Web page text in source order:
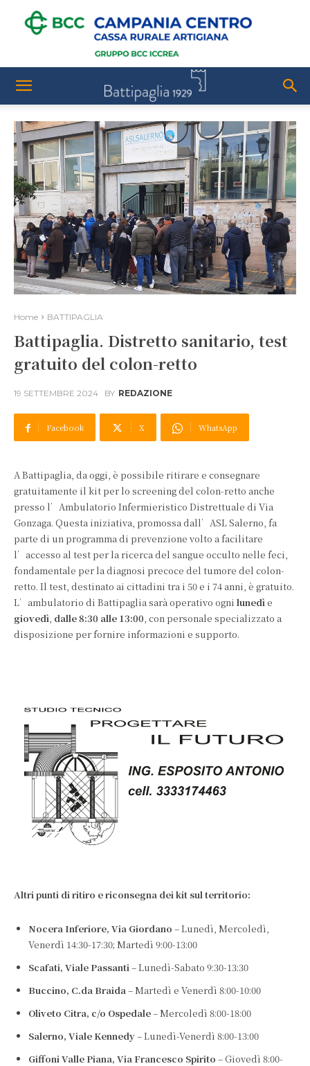
Home BATTIPAGLIA
Battipaglia. Distretto sanitario, test
gratuito del colon-retto
19 SETTEMBRE 2024 BY REDAZIONE
Facebook X WhatsApp
A Battipaglia, da oggi, è possibile ritirare e consegnare
gratuitamente il kit per lo screening del colon-retto anche
presso l’Ambulatorio Infermieristico Distrettuale di Via
Gonzaga. Questa iniziativa, promossa dall’ASL Salerno, fa
parte di un programma di prevenzione volto a facilitare
l’accesso al test per la ricerca del sangue occulto nelle feci,
fondamentale per la diagnosi precoce del tumore del colon-
retto. Il test, destinato ai cittadini tra i 50 e i 74 anni, è gratuito.
L’ambulatorio di Battipaglia sarà operativo ogni lunedìe
giovedì, dalle8:30 alle 13:00, con personale specializzato a
disposizione per fornire informazioni e supporto.
Altri punti di ritiro e riconsegna dei kit sul territorio:
Nocera Inferiore, Via Giordano – Lunedì, Mercoledì,
Venerdì 14:30-17:30; Martedì 9:00-13:00
Scafati, Viale Passanti– Lunedì-Sabato 9:30-13:30
Buccino, C.da Braida– Martedì e Venerdì 8:00-10:00
Oliveto Citra, c/o Ospedale– Mercoledì 8:00-18:00
Salerno, Viale Kennedy– Lunedì-Venerdì 8:00-13:00
Giffoni Valle Piana, Via Francesco Spirito – Giovedì 8:00-